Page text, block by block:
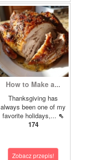
How to Make a...
Thanksgiving has
always been one of my
favorite holidays,... ⇖
174
Zobacz przepis!